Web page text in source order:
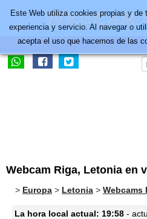
Webcam Riga, Letonia en
> Europa > Letonia > Webcams
La hora local actual: 19:58 -
Este Web utiliza cookies propias y de
experiencia y servicio. Al navegar o
acepta el uso que hacemos de las